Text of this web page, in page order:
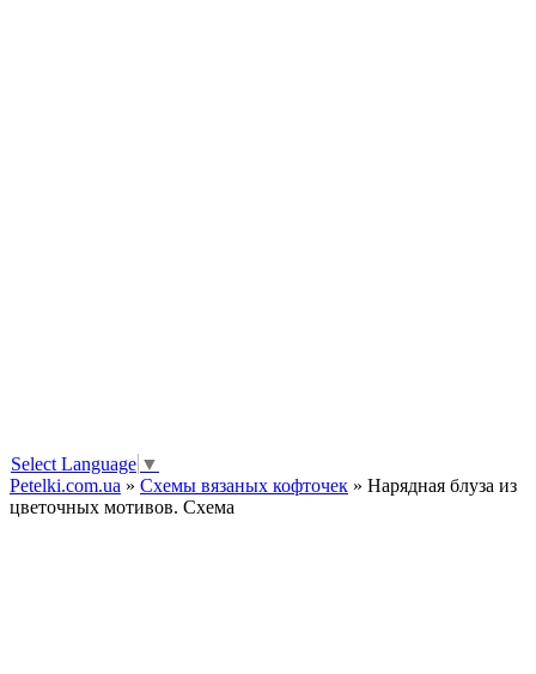
Select Language ▼
Petelki.com.ua » Схемы вязаных кофточек » Нарядная блуза из
цветочных мотивов. Схема